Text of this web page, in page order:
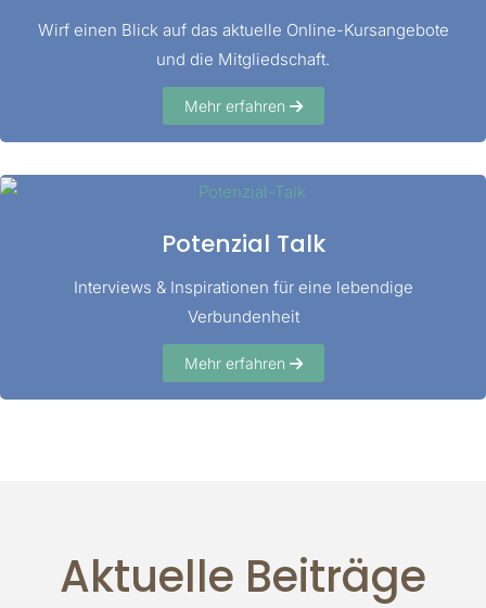
Wirf einen Blick auf das aktuelle Online-Kursangebote
und die Mitgliedschaft.
Mehr erfahren
Potenzial Talk
Interviews & Inspirationen für eine lebendige
Verbundenheit
Mehr erfahren
Aktuelle Beiträge